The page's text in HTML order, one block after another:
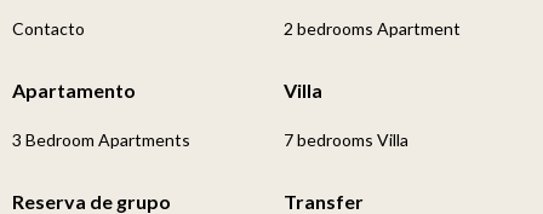
Contacto 2 bedrooms Apartment
Apartamento
3 Bedroom Apartments
Villa
7 bedrooms Villa
Reserva de grupo Transfer